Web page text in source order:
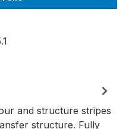
and structure stripes
structure. Fully